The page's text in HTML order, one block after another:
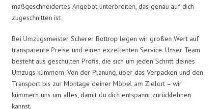
maßgeschneidertes Angebot unterbreiten, das genau auf dich
zugeschnitten ist.
Bei Umzugsmeister Scherer Bottrop legen wir großen Wert auf
transparente Preise und einen exzellenten Service. Unser Team
besteht aus geschulten Profis, die sich um jeden Schritt deines
Umzugs kümmern. Von der Planung, über das Verpacken und den
Transport bis zur Montage deiner Möbel am Zielort – wir
kümmern uns um alles, damit du dich entspannt zurücklehnen
kannst.